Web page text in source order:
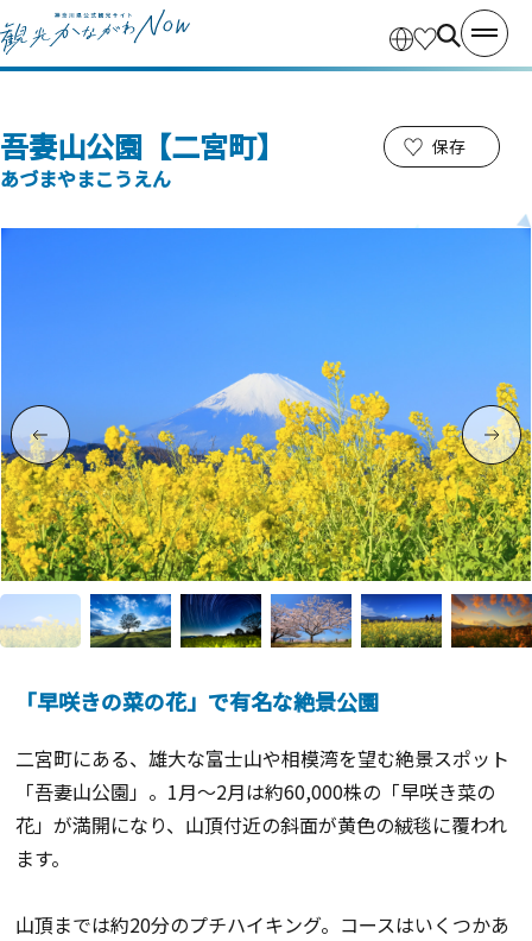
吾妻山公園【二宮町】
あづまやまこうえん
保存
「早咲きの菜の花」で有名な絶景公園
二宮町にある、雄大な富士山や相模湾を望む絶景スポット
「吾妻山公園」。1月～2月は約60,000株の「早咲き菜の
花」が満開になり、山頂付近の斜面が黄色の絨毯に覆われ
ます。
山頂までは約20分のプチハイキング。コースはいくつかあ